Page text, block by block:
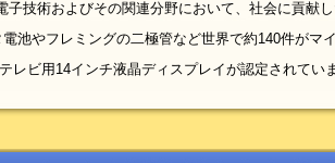
技術およびその関連分野において、社会に貢献
池やフレミングの二極管など世界で約140件が
レビ用14インチ液晶ディスプレイが認定されてい